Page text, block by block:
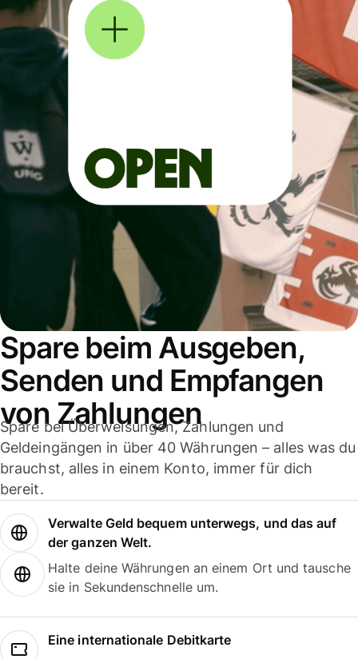
Spare beim Ausgeben,
Senden und Empfangen
von Zahlungen
Spare bei Überweisungen, Zahlungen und
Geldeingängen in über 40 Währungen – alles was du
brauchst, alles in einem Konto, immer für dich
bereit.
Verwalte Geld bequem unterwegs, und das auf
der ganzen Welt.
Halte deine Währungen an einem Ort und tausche
sie in Sekundenschnelle um.
Eine internationale Debitkarte